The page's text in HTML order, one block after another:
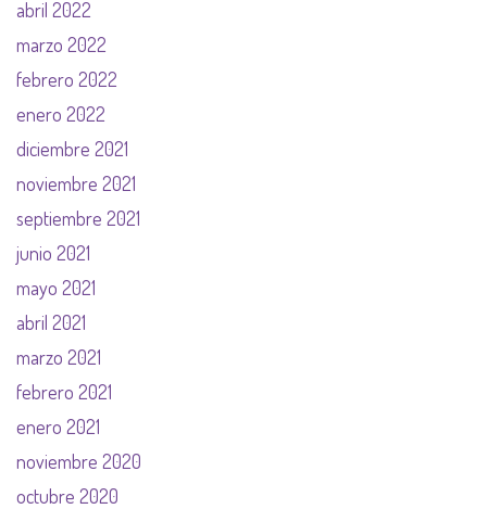
abril 2022
marzo 2022
febrero 2022
enero 2022
diciembre 2021
noviembre 2021
septiembre 2021
junio 2021
mayo 2021
abril 2021
marzo 2021
febrero 2021
enero 2021
noviembre 2020
octubre 2020